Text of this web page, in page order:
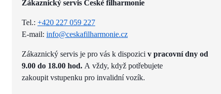
Zákaznický servis České filharmonie
Tel.: +420 227 059 227
E-mail: info@ceskafilharmonie.cz
Zákaznický servis je pro vás k dispozici v pracovní dny od
9.00 do 18.00 hod. A vždy, když potřebujete
zakoupit vstupenku pro invalidní vozík.